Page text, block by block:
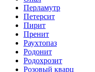
Перламутр
Петерсит
Пирит
Пренит
Раухтопаз
Родонит
Родохрозит
Розовый кварц